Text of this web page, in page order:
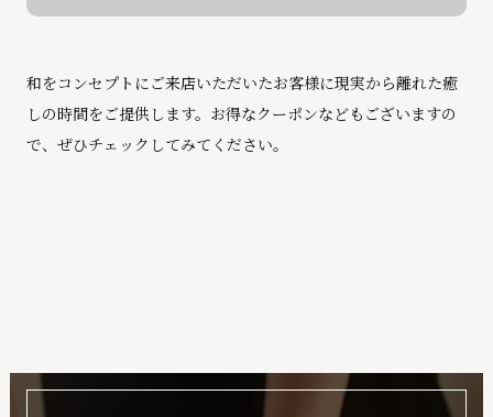
和をコンセプトにご来店いただいたお客様に現実から離れた癒
しの時間をご提供します。お得なクーポンなどもございますの
で、ぜひチェックしてみてください。